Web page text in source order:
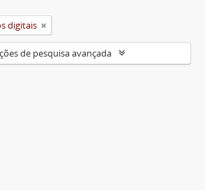
digitais
de pesquisa avançada